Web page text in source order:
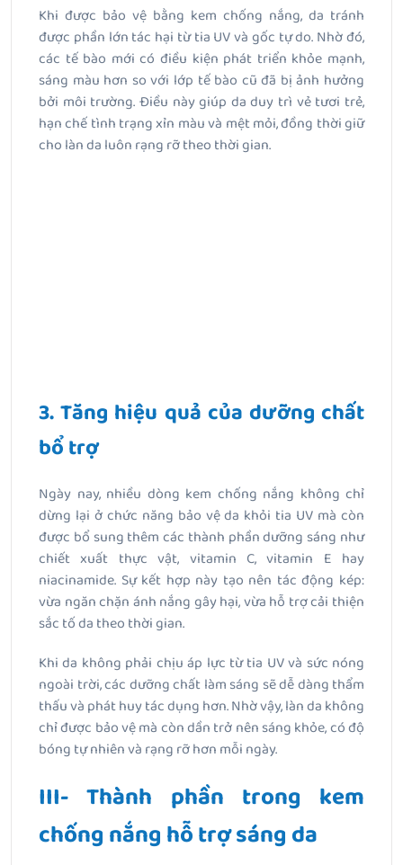
Khi được bảo vệ bằng kem chống nắng, da tránh
được phần lớn tác hại từ tia UV và gốc tự do. Nhờ đó,
các tế bào mới có điều kiện phát triển khỏe mạnh,
sáng màu hơn so với lớp tế bào cũ đã bị ảnh hưởng
bởi môi trường. Điều này giúp da duy trì vẻ tươi trẻ,
hạn chế tình trạng xỉn màu và mệt mỏi, đồng thời giữ
cho làn da luôn rạng rỡ theo thời gian.
3. Tăng hiệu quả của dưỡng chất
bổ trợ
Ngày nay, nhiều dòng kem chống nắng không chỉ
dừng lại ở chức năng bảo vệ da khỏi tia UV mà còn
được bổ sung thêm các thành phần dưỡng sáng như
chiết xuất thực vật, vitamin C, vitamin E hay
niacinamide. Sự kết hợp này tạo nên tác động kép:
vừa ngăn chặn ánh nắng gây hại, vừa hỗ trợ cải thiện
sắc tố da theo thời gian.
Khi da không phải chịu áp lực từ tia UV và sức nóng
ngoài trời, các dưỡng chất làm sáng sẽ dễ dàng thẩm
thấu và phát huy tác dụng hơn. Nhờ vậy, làn da không
chỉ được bảo vệ mà còn dần trở nên sáng khỏe, có độ
bóng tự nhiên và rạng rỡ hơn mỗi ngày.
III- Thành phần trong kem
chống nắng hỗ trợ sáng da